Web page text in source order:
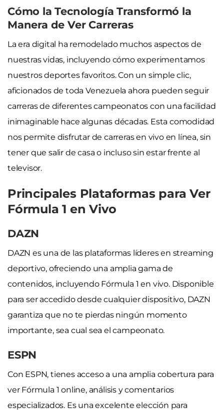
Cómo la Tecnología Transformó la
Manera de Ver Carreras
La era digital ha remodelado muchos aspectos de
nuestras vidas, incluyendo cómo experimentamos
nuestros deportes favoritos. Con un simple clic,
aficionados de toda Venezuela ahora pueden seguir
carreras de diferentes campeonatos con una facilidad
inimaginable hace algunas décadas. Esta comodidad
nos permite disfrutar de carreras en vivo en línea, sin
tener que salir de casa o incluso sin estar frente al
televisor.
Principales Plataformas para Ver
Fórmula 1 en Vivo
DAZN
DAZN es una de las plataformas líderes en streaming
deportivo, ofreciendo una amplia gama de
contenidos, incluyendo Fórmula 1 en vivo. Disponible
para ser accedido desde cualquier dispositivo, DAZN
garantiza que no te pierdas ningún momento
importante, sea cual sea el campeonato.
ESPN
Con ESPN, tienes acceso a una amplia cobertura para
ver Fórmula 1 online, análisis y comentarios
especializados. Es una excelente elección para